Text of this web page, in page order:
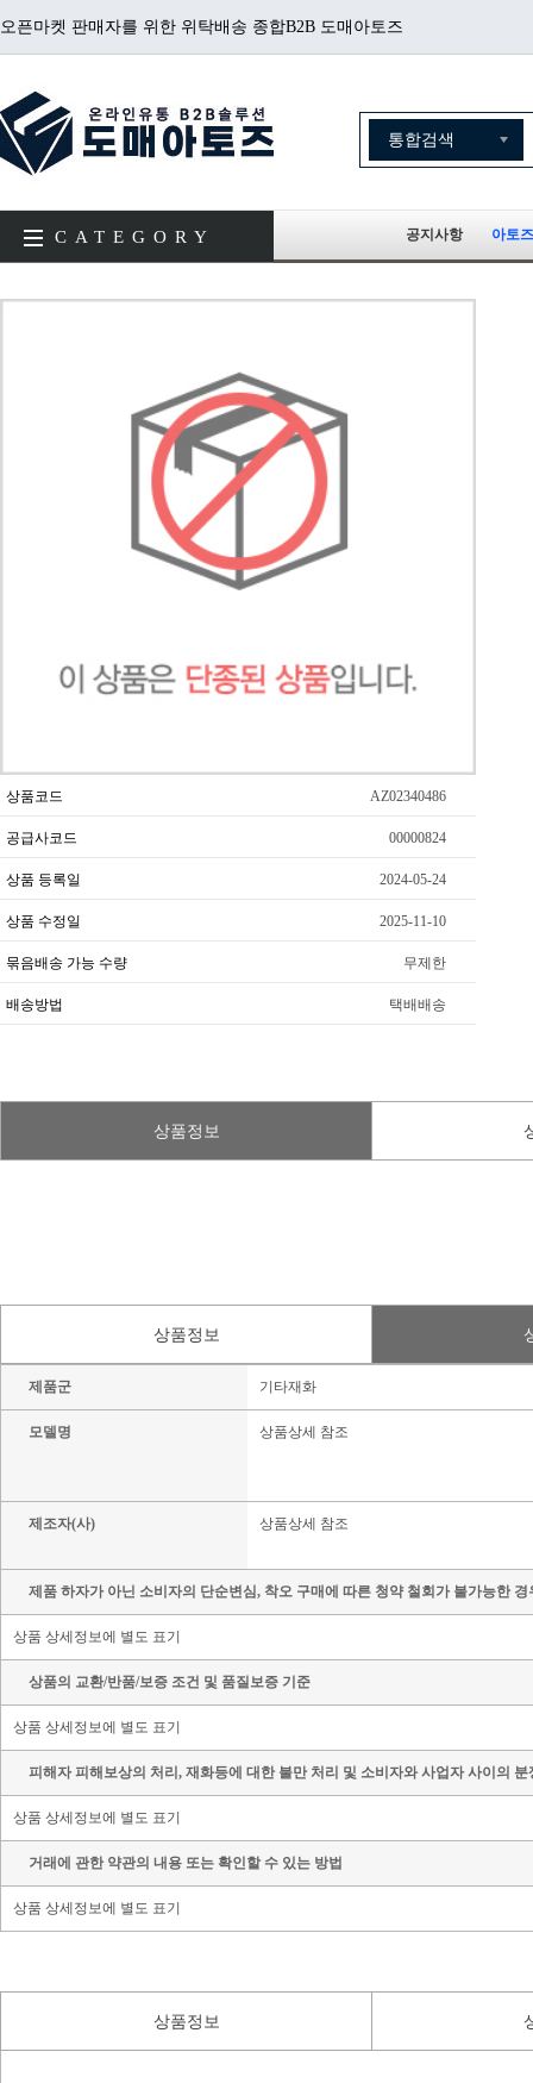
오픈마켓 판매자를 위한 위탁배송 종합B2B 도매아토즈
CATEGORY 공지사항 아토
상품코드 AZ02340486
공급사코드 00000824
상품 등록일 2024-05-24
상품 수정일 2025-11-10
묶음배송 가능 수량 무제한
배송방법 택배배송
상품정보
상품정보
제품군 기타재화
모델명 상품상세 참조
제조자(사) 상품상세 참조
제품 하자가 아닌 소비자의 단순변심, 착오 구매에 따른 청약 철회가 불가능한
상품 상세정보에 별도 표기
상품의 교환/반품/보증 조건 및 품질보증 기준
상품 상세정보에 별도 표기
피해자 피해보상의 처리, 재화등에 대한 불만 처리 및 소비자와 사업자 사이의
상품 상세정보에 별도 표기
거래에 관한 약관의 내용 또는 확인할 수 있는 방법
상품 상세정보에 별도 표기
상품정보